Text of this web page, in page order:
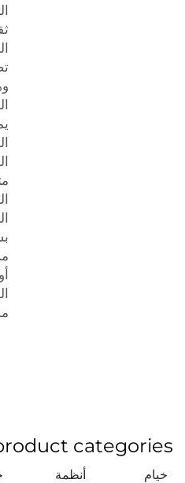
categories
خيام
أنظمة